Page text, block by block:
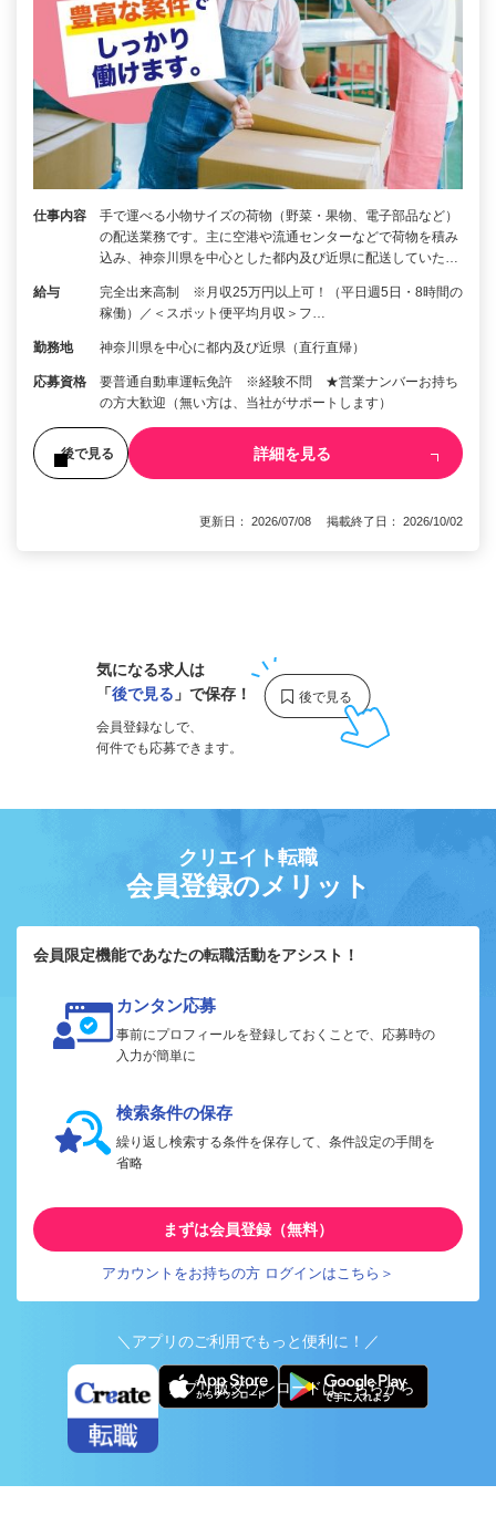
仕事内容
手で運べる小物サイズの荷物（野菜・果物、電子部品など）
の配送業務です。主に空港や流通センターなどで荷物を積み
込み、神奈川県を中心とした都内及び近県に配送していた…
給与
完全出来高制 ※月収25万円以上可！（平日週5日・8時間の
稼働）／＜スポット便平均月収＞フ…
勤務地 神奈川県を中心に都内及び近県（直行直帰）
応募資格
要普通自動車運転免許 ※経験不問 ★営業ナンバーお持ち
の方大歓迎（無い方は、当社がサポートします）
後で見る 詳細を見る
更新日： 2026/07/08 掲載終了日： 2026/10/02
気になる求人は
「後で見る 」で保存！
会員登録なしで、
何件でも応募できます。
クリエイト転職
会員登録のメリット
会員限定機能であなたの転職活動をアシスト！
カンタン応募
事前にプロフィールを登録しておくことで、応募時の
入力が簡単に
検索条件の保存
繰り返し検索する条件を保存して、条件設定の手間を
省略
まずは会員登録（無料）
アカウントをお持ちの方 ログインはこちら＞
＼アプリのご利用でもっと便利に！／
アプリ版ダウンロードはこちらから